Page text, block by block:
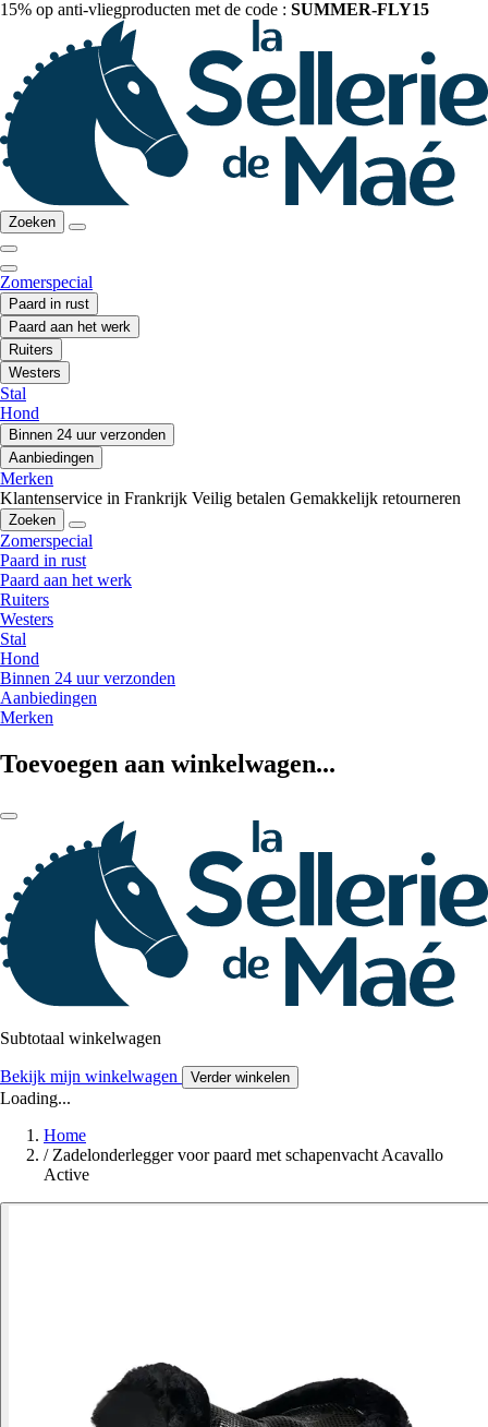
15% op anti-vliegproducten met de code : SUMMER-FLY15
Zoeken
Zomerspecial
Paard in rust
Paard aan het werk
Ruiters
Westers
Stal
Hond
Binnen 24 uur verzonden
Aanbiedingen
Merken
Klantenservice in Frankrijk Veilig betalen Gemakkelijk retourneren
Zoeken
Zomerspecial
Paard in rust
Paard aan het werk
Ruiters
Westers
Stal
Hond
Binnen 24 uur verzonden
Aanbiedingen
Merken
Toevoegen aan winkelwagen...
Subtotaal winkelwagen
Bekijk mijn winkelwagen Verder winkelen
Loading...
Home
/ Zadelonderlegger voor paard met schapenvacht Acavallo
Active